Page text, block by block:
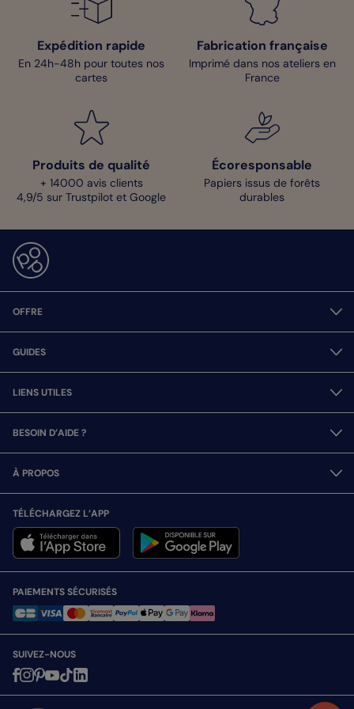
Expédition rapide
En 24h-48h pour toutes nos
cartes
Fabrication française
Imprimé dans nos ateliers en
France
Produits de qualité
+ 14000 avis clients
4,9/5 sur Trustpilot et Google
Écoresponsable
Papiers issus de forêts
durables
OFFRE
GUIDES
LIENS UTILES
BESOIN D’AIDE ?
À PROPOS
TÉLÉCHARGEZ L’APP
PAIEMENTS SÉCURISÉS
SUIVEZ-NOUS